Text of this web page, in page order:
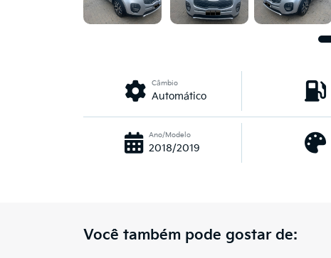
Câmbio
Automático
Ano/Modelo
2018/2019
Você também pode gostar de: